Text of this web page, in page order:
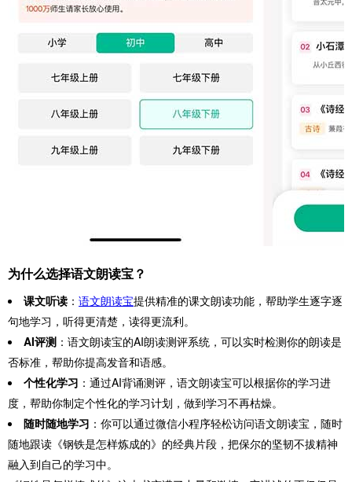
为什么选择语文朗读宝？
课文听读 ： 语文朗读宝提供精准的课文朗读功能，帮助学生逐字逐
句地学习，听得更清楚，读得更流利。
AI评测 ：语文朗读宝的AI朗读测评系统，可以实时检测你的朗读是
否标准，帮助你提高发音和语感。
个性化学习 ：通过AI背诵测评，语文朗读宝可以根据你的学习进
度，帮助你制定个性化的学习计划，做到学习不再枯燥。
随时随地学习 ：你可以通过微信小程序轻松访问语文朗读宝，随时
随地跟读《钢铁是怎样炼成的》的经典片段，把保尔的坚韧不拔精神
融入到自己的学习中。